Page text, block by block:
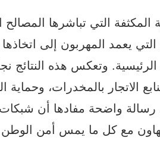
التي تباشرها المصالح
التي يعمد المهربون إلى
وتعكس هذه النتائج
الاتجار بالمخدرات، وحماية
رسالة واضحة مفادها أن شبكات
مع كل ما يمس أمن الوطن